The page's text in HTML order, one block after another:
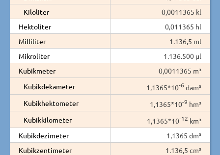
Kiloliter
0,0011365 kl
Hektoliter
0,011365 hl
Milliliter
1.136,5 ml
Mikroliter
1.136.500 µl
Kubikmeter
0,0011365 m³
Kubikdekameter
1,1365*10-6 dam³
Kubikhektometer
1,1365*10-9 hm³
Kubikkilometer
1,1365*10-12 km³
Kubikdezimeter
1,1365 dm³
Kubikzentimeter
1.136,5 cm³